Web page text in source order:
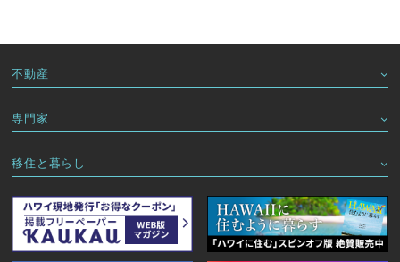
不動産
専門家
移住と暮らし